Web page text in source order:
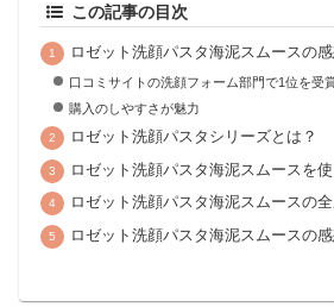
この記事の目次
ロゼット洗顔パスタ海泥スムースの
口コミサイトの洗顔フォーム部門で1位を受
購入のしやすさが魅力
ロゼット洗顔パスタシリーズとは？
ロゼット洗顔パスタ海泥スムースを
ロゼット洗顔パスタ海泥スムースの
ロゼット洗顔パスタ海泥スムースの